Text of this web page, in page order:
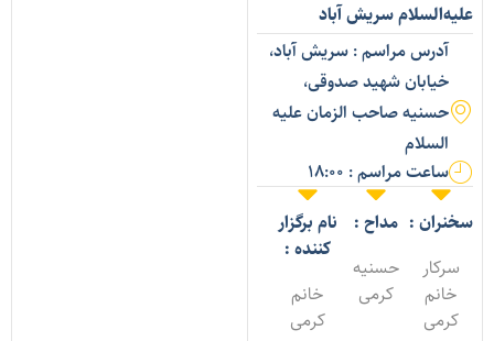
سریش آباد
آدرس مراسم : سریش آباد،
خیابان شهید صدوقی،
حسنیه صاحب الزمان علیه
السلام
ساعت مراسم : 18:00
:
سرکار
خانم
کرمی
مداح :
حسنیه
کرمی
نام برگزار
کننده :
خانم
کرمی